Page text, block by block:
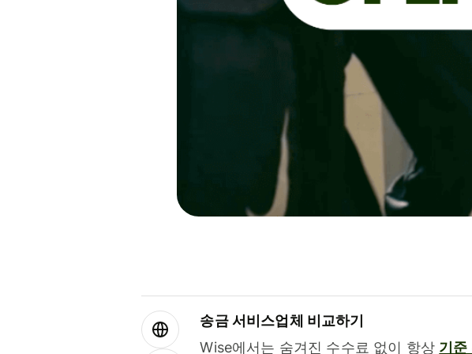
송금 서비스업체 비교하기
Wise에서는 숨겨진 수수료 없이 항상 기준